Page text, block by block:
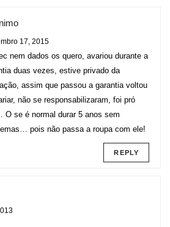
17, 2015
nem dados os quero, avariou durante a
duas vezes, estive privado da
assim que passou a garantia voltou
não se responsabilizaram, foi pró
O se é normal durar 5 anos sem
pois não passa a roupa com ele!
REPLY